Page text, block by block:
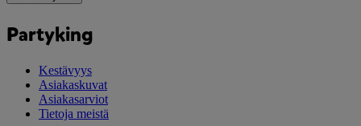
Partyking
Kestävyys
Asiakaskuvat
Asiakasarviot
Tietoja meistä